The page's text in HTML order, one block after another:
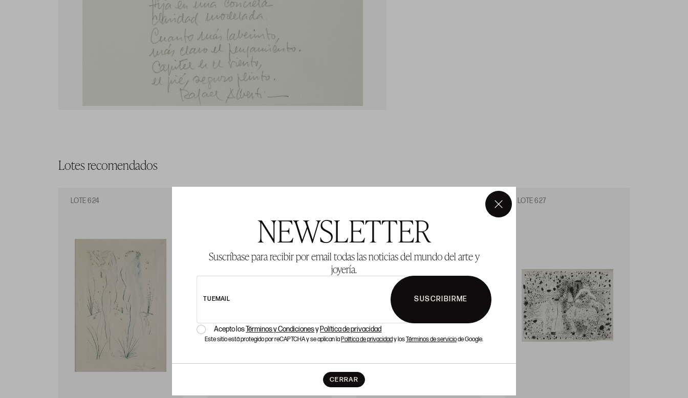
NEWSLETTER
Suscríbase para recibir por email todas las noticias del mundo del arte y
joyería.
TU EMAIL SUSCRIBIRME
Acepto losTérminos y Condicionesy Política de privacidad
Este sitio está protegido por reCAPTCHA y se aplican laPolítica de privacidady losTérminos de serviciode Google.
CERRAR
×
Lotes recomendados
LOTE 624 LOTE 627